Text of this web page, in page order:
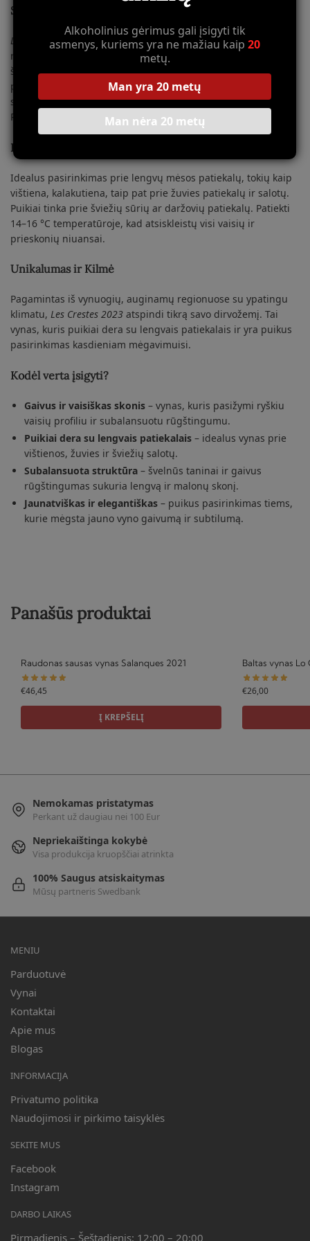
Skonis ir Aromatas
Les Crestes 2023kvapai atskleidžia gaivų raudonųjų uogų
mišinį – braškes, avietes ir spanguoles. Skonyje dominuoja
šviežios, ryškios vaisių natos, kurias papildo švelnios
prieskonių užuominos. Vynas pasižymi puikiu balansavimu,
su švelniais taninais ir gerai subalansuotu rūgštingumu.
Poskonis ilgai išlieka, su švariu ir gaiviu užbaigimu.
Patiekimas ir Pasiūlymai
Idealus pasirinkimas prie lengvų mėsos patiekalų, tokių kaip
vištiena, kalakutiena, taip pat prie žuvies patiekalų ir salotų.
Puikiai tinka prie šviežių sūrių ar daržovių patiekalų. Patiekti
14–16 °C temperatūroje, kad atsiskleistų visi vaisių ir
prieskonių niuansai.
Unikalumas ir Kilmė
Pagamintas iš vynuogių, auginamų regionuose su ypatingu
klimatu, Les Crestes 2023 atspindi tikrą savo dirvožemį. Tai
vynas, kuris puikiai dera su lengvais patiekalais ir yra puikus
pasirinkimas kasdieniam mėgavimuisi.
Kodėl verta įsigyti?
Gaivus ir vaisiškas skonis – vynas, kuris pasižymi ryškiu
vaisių profiliu ir subalansuotu rūgštingumu.
Puikiai dera su lengvais patiekalais – idealus vynas prie
vištienos, žuvies ir šviežių salotų.
Subalansuota struktūra – švelnūs taninai ir gaivus
rūgštingumas sukuria lengvą ir malonų skonį.
Jaunatviškas ir elegantiškas – puikus pasirinkimas tiems,
kurie mėgsta jauno vyno gaivumą ir subtilumą.
Panašūs produktai
Raudonas sausas vynas Salanques 2021
€46,45
Į KREPŠELĮ
Baltas vynas
€26,00
Nemokamas pristatymas
Perkant už daugiau nei 100 Eur
Nepriekaištinga kokybė
Visa produkcija kruopščiai atrinkta
100% Saugus atsiskaitymas
Mūsų partneris Swedbank
MENIU
Parduotuvė
Vynai
Kontaktai
Apie mus
Blogas
INFORMACIJA
Privatumo politika
Naudojimosi ir pirkimo taisyklės
SEKITE MUS
Facebook
Instagram
DARBO LAIKAS
Pirmadienis – Šeštadienis: 12:00 – 20:00
Alkoholinius gėrimus gali įsigyti tik
asmenys, kuriems yra ne mažiau kaip20
metų.
Man yra 20 metų
Man nėra 20 metų